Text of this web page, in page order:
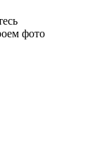
фото